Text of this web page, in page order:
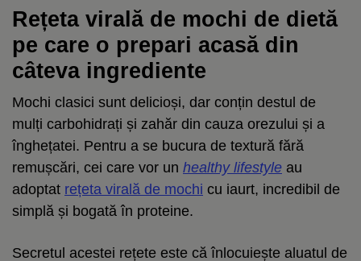
Rețeta virală de mochi de dietă
pe care o prepari acasă din
câteva ingrediente
Mochi clasici sunt delicioși, dar conțin destul de
mulți carbohidrați și zahăr din cauza orezului și a
înghețatei. Pentru a se bucura de textură fără
remușcări, cei care vor un healthy lifestyle au
adoptat rețeta virală de mochi cu iaurt, incredibil de
simplă și bogată în proteine.
Secretul acestei rețete este că înlocuiește aluatul de